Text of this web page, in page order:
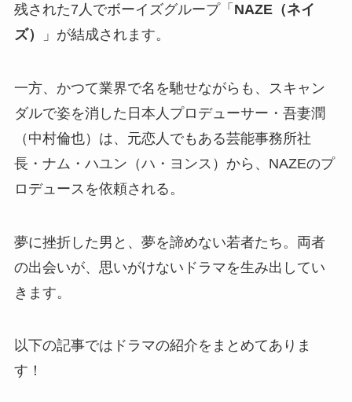
残された7人でボーイズグループ「 NAZE（ネイ
ズ）
」が結成されます。
一方、かつて業界で名を馳せながらも、スキャン
ダルで姿を消した日本人プロデューサー・吾妻潤
（中村倫也）は、元恋人でもある芸能事務所社
長・ナム・ハユン（ハ・ヨンス）から、NAZEのプ
ロデュースを依頼される。
夢に挫折した男と、夢を諦めない若者たち。両者
の出会いが、思いがけないドラマを生み出してい
きます。
以下の記事ではドラマの紹介をまとめてありま
す！